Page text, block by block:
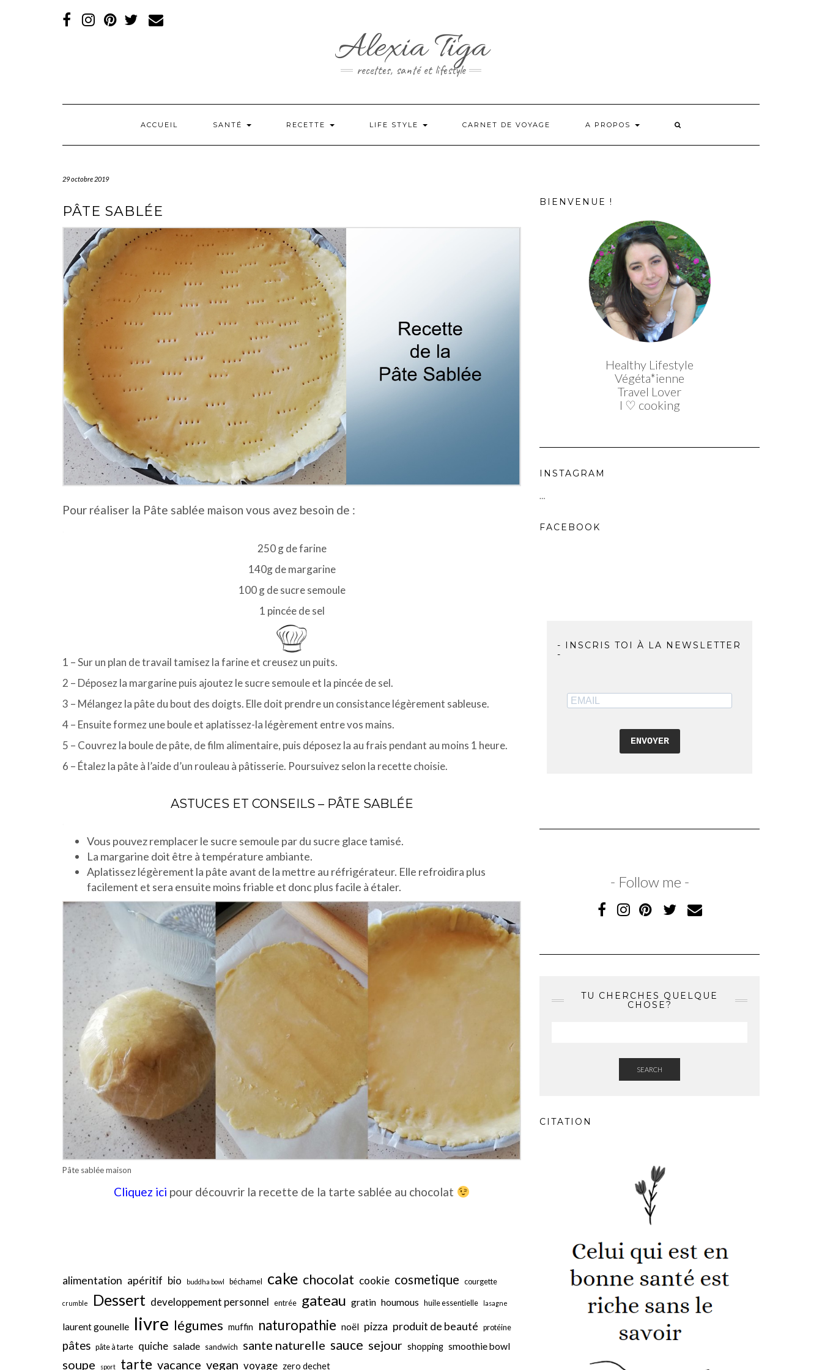
RÉSEAUX
SOCIAUX
Alexia Tiga
recettes, santé et lifestyle
ACCUEIL SANTÉ RECETTE LIFE STYLE CARNET DE VOYAGE A PROPOS
29 octobre 2019
PÂTE SABLÉE
Pour réaliser la Pâte sablée maison vous avez besoin de :
250 g de farine
140g de margarine
100 g de sucre semoule
1 pincée de sel
1 – Sur un plan de travail tamisez la farine et creusez un puits.
2 – Déposez la margarine puis ajoutez le sucre semoule et la pincée de sel.
3 – Mélangez la pâte du bout des doigts. Elle doit prendre un consistance légèrement sableuse.
4 – Ensuite formez une boule et aplatissez-la légèrement entre vos mains.
5 – Couvrez la boule de pâte, de film alimentaire, puis déposez la au frais pendant au moins 1 heure.
6 – Étalez la pâte à l’aide d’un rouleau à pâtisserie. Poursuivez selon la recette choisie.
ASTUCES ET CONSEILS – PÂTE SABLÉE
Vous pouvez remplacer le sucre semoule par du sucre glace tamisé.
La margarine doit être à température ambiante.
Aplatissez légèrement la pâte avant de la mettre au réfrigérateur. Elle refroidira plus
facilement et sera ensuite moins friable et donc plus facile à étaler.
Pâte sablée maison
Cliquez ici pour découvrir la recette de la tarte sablée au chocolat
alimentation apéritif bio buddha bowl béchamel cake chocolat cookie cosmetique courgette
crumble Dessert developpement personnel entrée gateau gratin houmous huile essentielle lasagne
laurent gounelle livre légumes muffin naturopathie noël pizza produit de beauté protéine
pâtes pâte à tarte quiche salade sandwich sante naturelle sauce sejour shopping smoothie bowl
soupe sport tarte vacance vegan voyage zero dechet
BIENVENUE !
Healthy Lifestyle
Végéta*ienne
Travel Lover
I ♡ cooking
INSTAGRAM
…
FACEBOOK
- INSCRIS TOI À LA NEWSLETTER
-
ENVOYER
- Follow me -
TU CHERCHES QUELQUE
CHOSE?
SEARCH
CITATION